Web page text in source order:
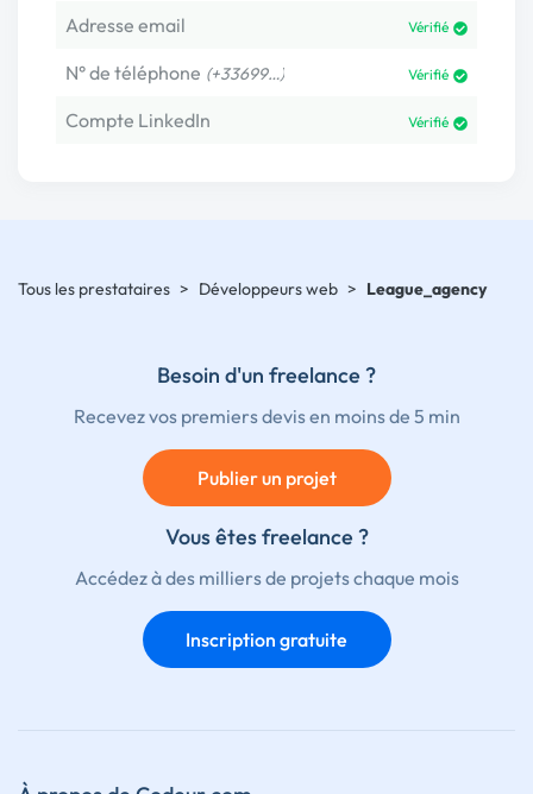
Adresse email Vérifié
N° de téléphone (+33699…) Vérifié
Compte LinkedIn Vérifié
Tous les prestataires > Développeurs web > League_agency
Besoin d'un freelance ?
Recevez vos premiers devis en moins de 5 min
Publier un projet
Vous êtes freelance ?
Accédez à des milliers de projets chaque mois
Inscription gratuite